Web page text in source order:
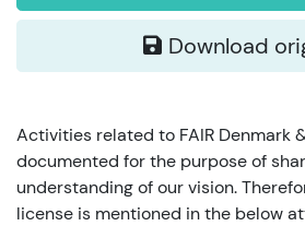
Download
Activities related to FAIR Denmark
documented for the purpose of
understanding of our vision.
license is mentioned in the below